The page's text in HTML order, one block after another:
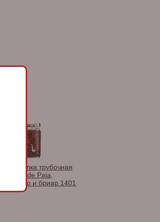
Зажигалка трубочная
Mastro de Paja,
серебро и бриар 1401